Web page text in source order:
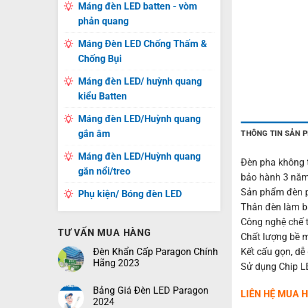
Máng đèn LED batten - vòm
phản quang
Máng Đèn LED Chống Thấm &
Chống Bụi
Máng đèn LED/ huỳnh quang
kiểu Batten
Máng đèn LED/Huỳnh quang
gắn âm
Máng đèn LED/Huỳnh quang
gắn nổi/treo
Phụ kiện/ Bóng đèn LED
TƯ VẤN MUA HÀNG
Đèn Khẩn Cấp Paragon Chính
Hãng 2023
Bảng Giá Đèn LED Paragon
2024
THÔNG TIN SẢN
Đèn pha không
bảo hành 3
Sản phẩm đèn
Thân đèn làm
Công nghệ
Chất lượng bề
Kết cấu gọn,
Sử dụng Chip
LIÊN HỆ MUA